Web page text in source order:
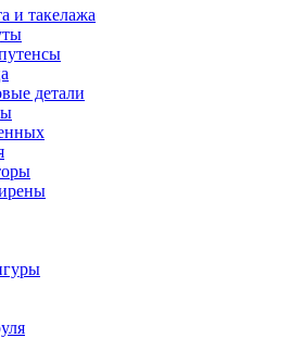
и такелажа
детали